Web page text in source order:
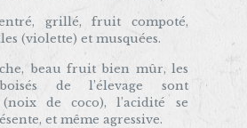
grillé, fruit compoté,
(violette) et musquées.
beau fruit bien mûr, les
de l’élevage sont
de coco), l’acidité se
et même agressive.